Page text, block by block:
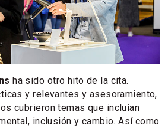
ha sido otro hito de la cita.
y relevantes y asesoramiento,
cubrieron temas que incluían
inclusión y cambio. Así como